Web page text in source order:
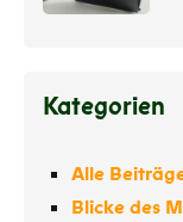
Kategorien
Alle
Blicke des